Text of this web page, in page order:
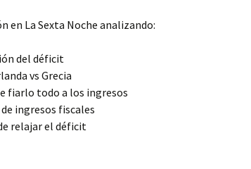
en La Sexta Noche analizando:
del déficit
vs Grecia
fiarlo todo a los ingresos
ingresos fiscales
relajar el déficit